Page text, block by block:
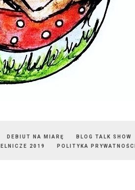
DEBIUT NA MIARĘ BLOG TALK SHOW
2019 POLITYKA PRYWATNOŚCI